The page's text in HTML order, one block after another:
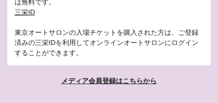
は無料です。
三栄ID
東京オートサロンの入場チケットを購入された方は、ご登録
済みの三栄IDを利用してオンラインオートサロンにログイン
することができます。
メディア会員登録はこちらから